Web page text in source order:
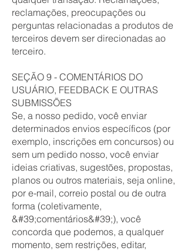
reclamações, preocupações ou
perguntas relacionadas a produtos de
terceiros devem ser direcionadas ao
terceiro.
SEÇÃO 9 - COMENTÁRIOS DO
USUÁRIO, FEEDBACK E OUTRAS
SUBMISSÕES
Se, a nosso pedido, você enviar
determinados envios específicos (por
exemplo, inscrições em concursos) ou
sem um pedido nosso, você enviar
ideias criativas, sugestões, propostas,
planos ou outros materiais, seja online,
por e-mail, correio postal ou de outra
forma (coletivamente,
&#39;comentários&#39;), você
concorda que podemos, a qualquer
momento, sem restrições, editar,